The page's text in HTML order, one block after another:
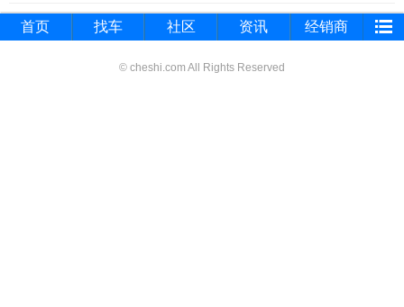
首页 找车 社区 资讯 经销商
© cheshi.com All Rights Reserved